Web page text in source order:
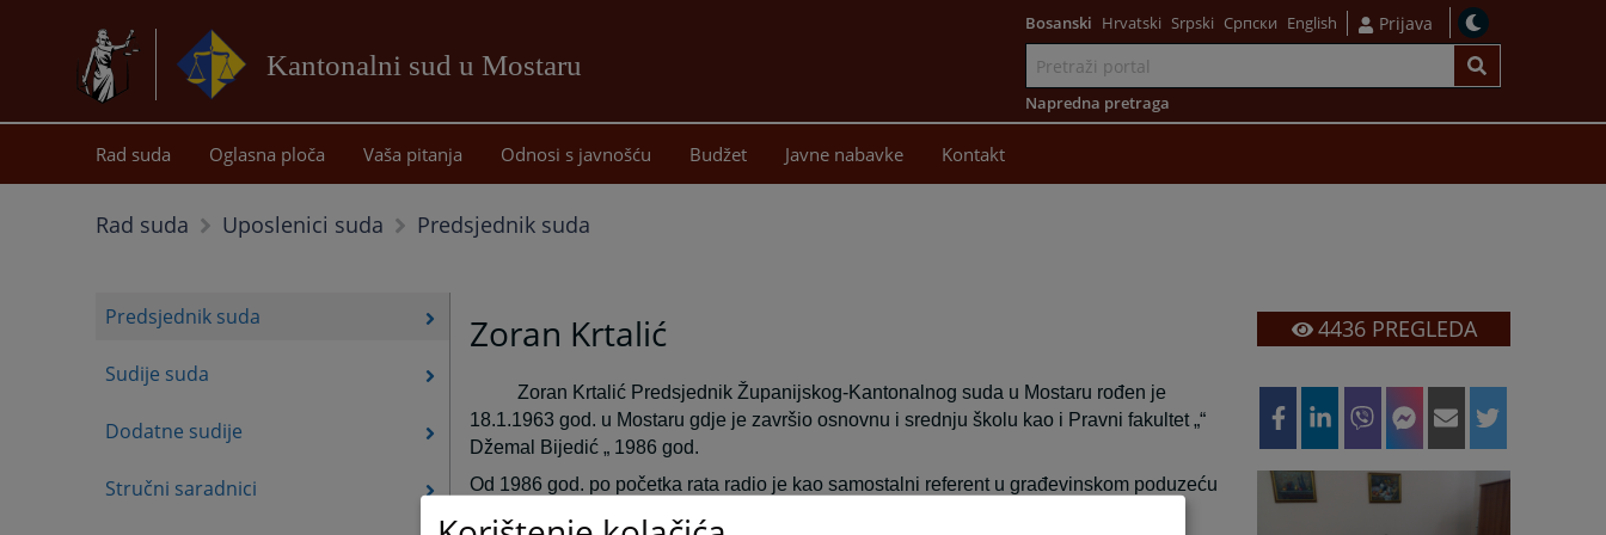
Kantonalni sud u Mostaru
sadržaj
Bosanski Hrvatski Srpski Српски English Prijava
Napredna pretraga
Rad suda Oglasna ploča Vaša pitanja Odnosi s javnošću Budžet Javne nabavke Kontakt
Rad suda Uposlenici suda Predsjednik suda
Predsjednik suda
Sudije suda
Dodatne sudije
Stručni saradnici
Zoran Krtalić
Zoran Krtalić Predsjednik Županijskog-Kantonalnog suda u Mostaru rođen je
18.1.1963 god. u Mostaru gdje je završio osnovnu i srednju školu kao i Pravni fakultet „“
Džemal Bijedić „ 1986 god.
Od 1986 god. po početka rata radio je kao samostalni referent u građevinskom poduzeću
4436PREGLEDA